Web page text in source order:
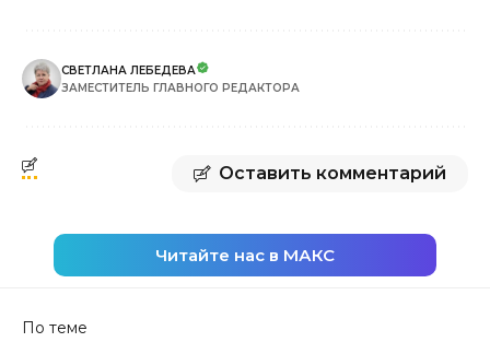
СВЕТЛАНА ЛЕБЕДЕВА
ЗАМЕСТИТЕЛЬ ГЛАВНОГО РЕДАКТОРА
Оставить комментарий
Читайте нас в МАКС
По теме